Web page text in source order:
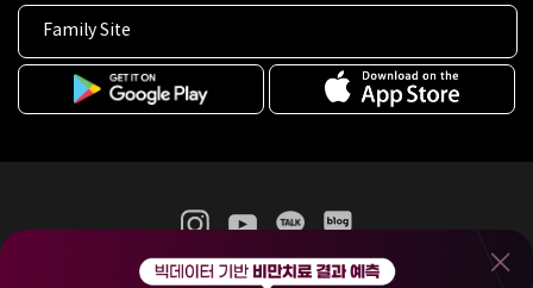
Family Site
365mc 병·의원 이용약관
홈페이지 이용약관